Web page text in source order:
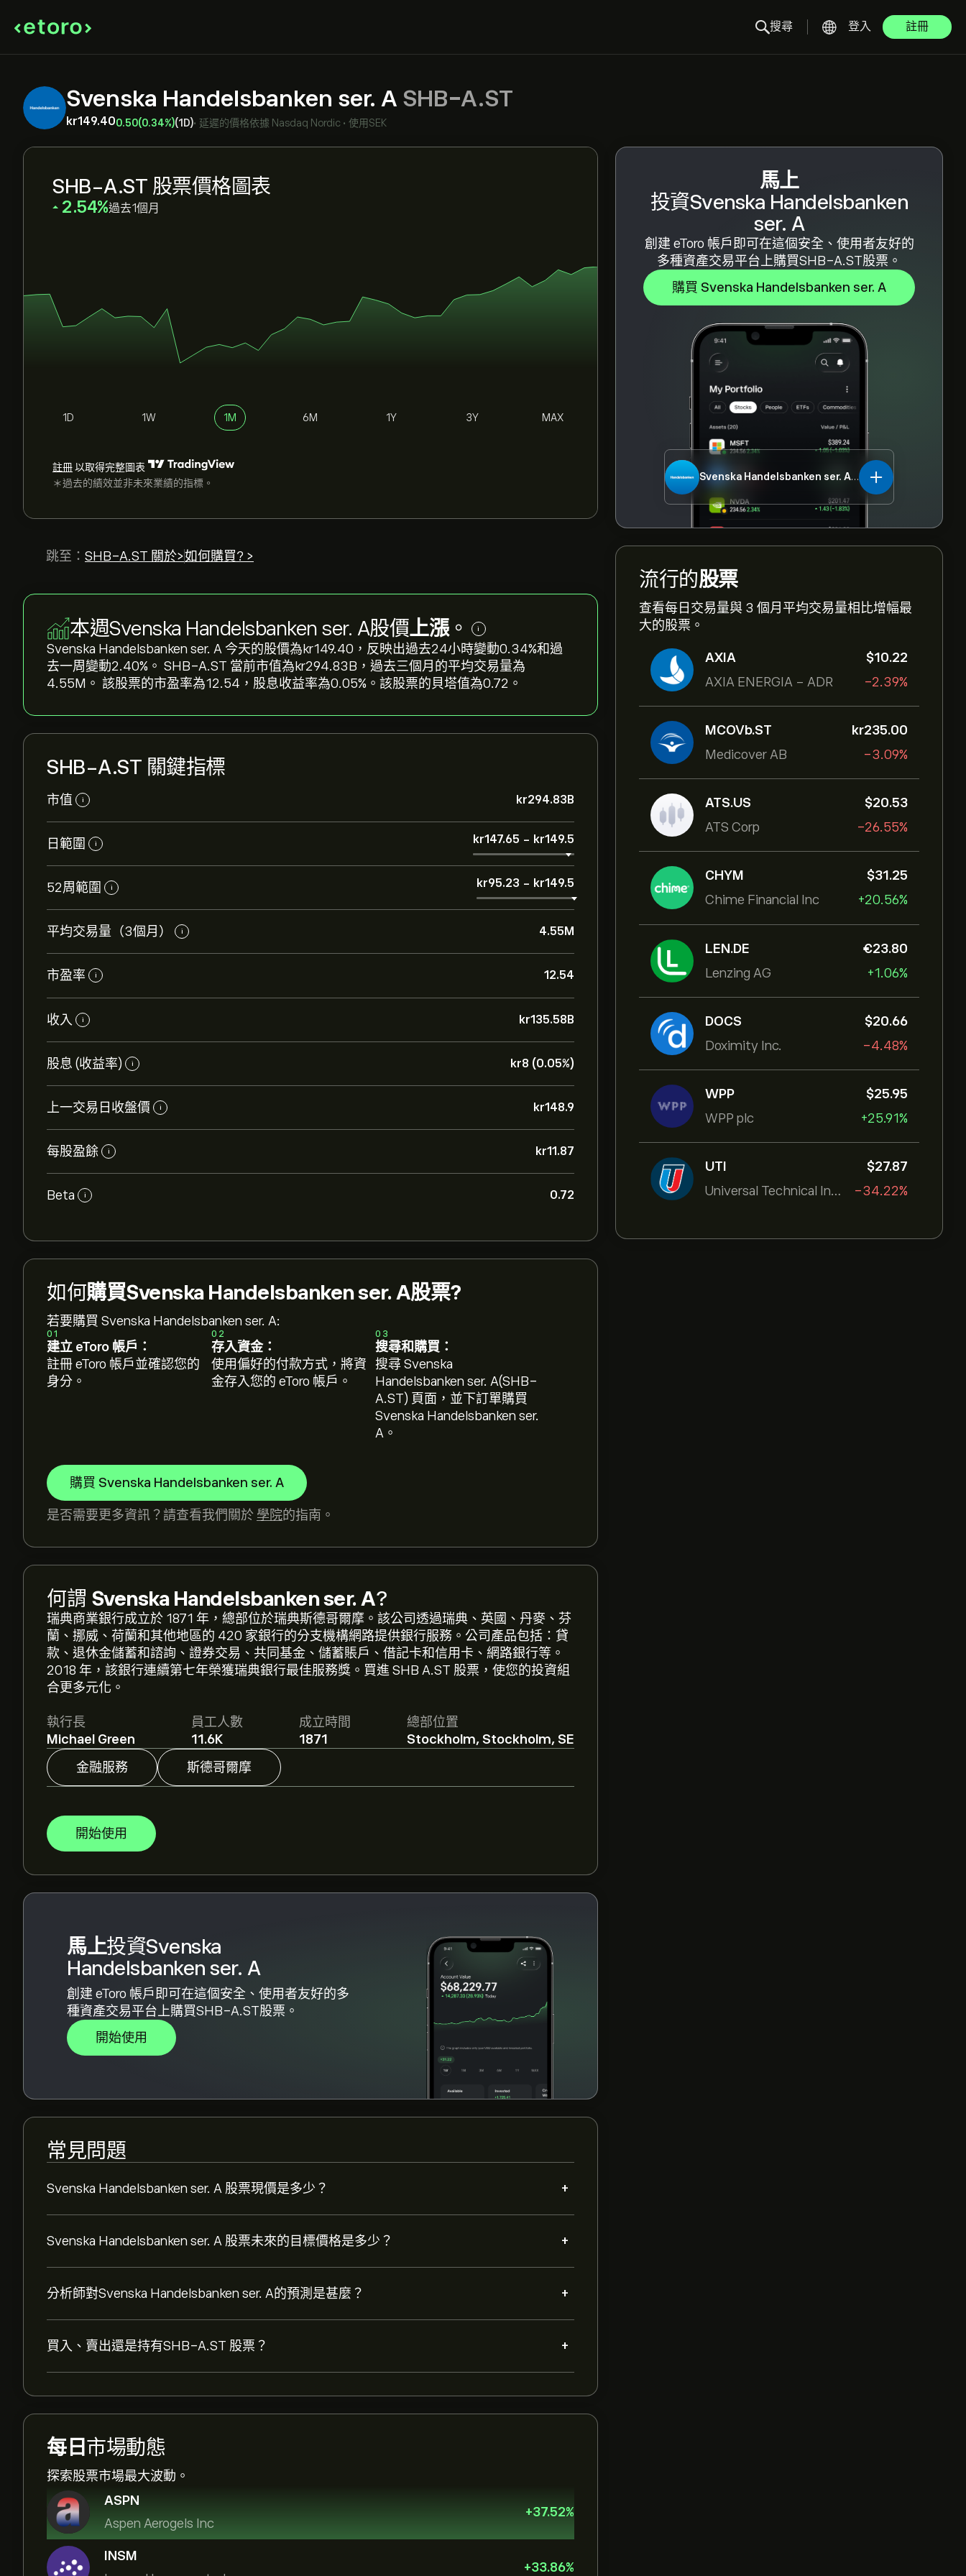
搜尋 登入 註冊
Svenska Handelsbanken ser. A SHB-A.ST
‎kr‎149.400.50(0.34%)(1D)• 延遲的價格依據 Nasdaq Nordic • 使用SEK
馬上
投資Svenska Handelsbanken
ser. A
創建 eToro 帳戶即可在這個安全、使用者友好的
多種資產交易平台上購買SHB-A.ST股票。
購買 Svenska Handelsbanken ser. A
Svenska Handelsbanken ser. ASHB-A.ST
流行的股票
查看每日交易量與 3 個月平均交易量相比增幅最
大的股票。
AXIA
AXIA ENERGIA - ADR
‎$‎10.22
-2.39%
MCOVb.ST
Medicover AB
‎kr‎235.00
-3.09%
ATS.US
ATS Corp
‎$‎20.53
-26.55%
CHYM
Chime Financial Inc
‎$‎31.25
+20.56%
LEN.DE
Lenzing AG
‎€‎23.80
+1.06%
DOCS
Doximity Inc.
‎$‎20.66
-4.48%
WPP
WPP plc
‎$‎25.95
+25.91%
UTI
Universal Technical Institut
‎$‎27.87
-34.22%
SHB-A.ST 股票價格圖表
‎2.54‎ 過去1個月
1D 1W 1M 6M 1Y 3Y MAX
註冊以取得完整圖表
＊過去的績效並非未來業績的指標。
跳至： SHB-A.ST 關於>如何購買? >
本週Svenska Handelsbanken ser. A股價上漲。 i
Svenska Handelsbanken ser. A 今天的股價為‎kr‎149.40，反映出過去24小時變動‎0.34‎%和過
去一周變動‎2.40‎%。 SHB-A.ST 當前市值為‎kr‎294.83B，過去三個月的平均交易量為
4.55M。 該股票的市盈率為12.54，股息收益率為0.05%。該股票的貝塔值為0.72。
SHB-A.ST 關鍵指標
市值 i ‎kr‎294.83B
日範圍 i ‎kr‎147.65 - ‎kr‎149.5
52周範圍 i ‎kr‎95.23 - ‎kr‎149.5
平均交易量（3個月） i 4.55M
市盈率 i 12.54
收入 i ‎kr‎135.58B
股息 (收益率) i ‎kr‎8 (0.05%)
上一交易日收盤價 i ‎kr‎148.9
每股盈餘 i ‎kr‎11.87
Beta i 0.72
如何購買Svenska Handelsbanken ser. A股票?
若要購買 Svenska Handelsbanken ser. A:
01
建立 eToro 帳戶：
註冊 eToro 帳戶並確認您的
身分。
02
存入資金：
使用偏好的付款方式，將資
金存入您的 eToro 帳戶。
03
搜尋和購買：
搜尋 Svenska
Handelsbanken ser. A(SHB-
A.ST) 頁面，並下訂單購買
Svenska Handelsbanken ser.
A。
購買 Svenska Handelsbanken ser. A
是否需要更多資訊？請查看我們關於 學院的指南。
何謂 Svenska Handelsbanken ser. A?
瑞典商業銀行成立於 1871 年，總部位於瑞典斯德哥爾摩。該公司透過瑞典、英國、丹麥、芬
蘭、挪威、荷蘭和其他地區的 420 家銀行的分支機構網路提供銀行服務。公司產品包括：貸
款、退休金儲蓄和諮詢、證券交易、共同基金、儲蓄賬戶、借記卡和信用卡、網路銀行等。
2018 年，該銀行連續第七年榮獲瑞典銀行最佳服務獎。買進 SHB A.ST 股票，使您的投資組
合更多元化。
執行長
Michael Green
員工人數
11.6K
成立時間
1871
總部位置
Stockholm, Stockholm, SE
金融服務
斯德哥爾摩
開始使用
馬上投資Svenska
Handelsbanken ser. A
創建 eToro 帳戶即可在這個安全、使用者友好的多
種資產交易平台上購買SHB-A.ST股票。
開始使用
常見問題
Svenska Handelsbanken ser. A 股票現價是多少？ +
SHB-A.ST 現價為‎kr‎149.40。
Svenska Handelsbanken ser. A 股票未來的目標價格是多少？ +
Svenska Handelsbanken ser. A 的平均目標價為 ‎kr‎149.40。註冊eToro 以取得詳細的分析師
預測及目標價格。
分析師對Svenska Handelsbanken ser. A的預測是甚麼？ +
分析師根據市場趨勢、財務報告和預期增長對Svenska Handelsbanken ser. A的預測。查看最
新預測以了解未來價格走勢。
買入、賣出還是持有SHB-A.ST 股票？ +
Svenska Handelsbanken ser. A 的市值是 ‎kr‎294.83B 美元
每日 市場動態
探索股票市場最大波動。
ASPN
Aspen Aerogels Inc
+37.52%
INSM
+33.86%